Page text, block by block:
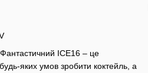
Фантастичний ICE16 – це
яких умов зробити коктейль, а